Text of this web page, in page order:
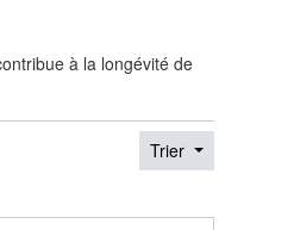
à la longévité de
Trier